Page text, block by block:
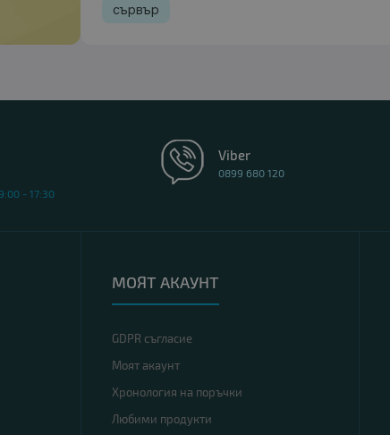
сървър
- 17:30
Viber
0899 680 120
МОЯТ АКАУНТ
GDPR съгласие
Моят акаунт
Хронология на поръчки
Любими продукти